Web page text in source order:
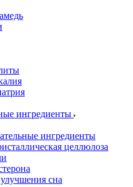
ингредиенты
ингредиенты
целлюлоза
сна